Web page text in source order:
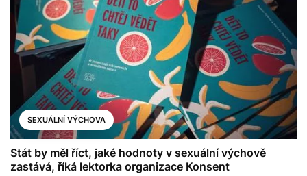
SEXUÁLNÍ VÝCHOVA
Stát by měl říct, jaké hodnoty v sexuální výchově
zastává, říká lektorka organizace Konsent